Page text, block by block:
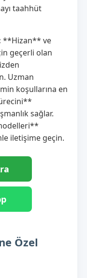
taahhüt
**Hizan** ve
geçerli olan
Uzman
koşullarına en
sağlar.
iletişime geçin.
Özel